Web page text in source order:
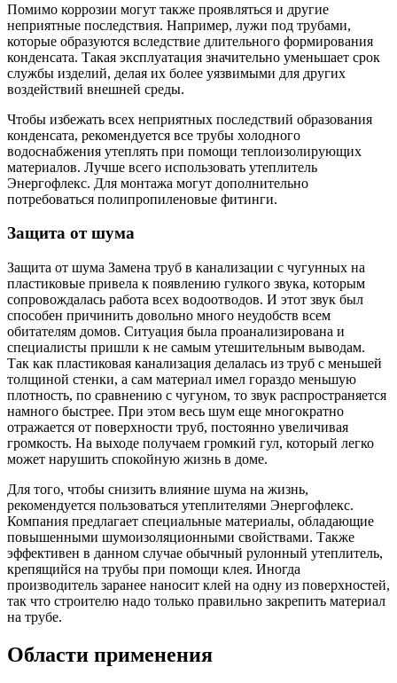
Помимо коррозии могут также проявляться и другие
неприятные последствия. Например, лужи под трубами,
которые образуются вследствие длительного формирования
конденсата. Такая эксплуатация значительно уменьшает срок
службы изделий, делая их более уязвимыми для других
воздействий внешней среды.
Чтобы избежать всех неприятных последствий образования
конденсата, рекомендуется все трубы холодного
водоснабжения утеплять при помощи теплоизолирующих
материалов. Лучше всего использовать утеплитель
Энергофлекс. Для монтажа могут дополнительно
потребоваться полипропиленовые фитинги.
Защита от шума
Защита от шума Замена труб в канализации с чугунных на
пластиковые привела к появлению гулкого звука, которым
сопровождалась работа всех водоотводов. И этот звук был
способен причинить довольно много неудобств всем
обитателям домов. Ситуация была проанализирована и
специалисты пришли к не самым утешительным выводам.
Так как пластиковая канализация делалась из труб с меньшей
толщиной стенки, а сам материал имел гораздо меньшую
плотность, по сравнению с чугуном, то звук распространяется
намного быстрее. При этом весь шум еще многократно
отражается от поверхности труб, постоянно увеличивая
громкость. На выходе получаем громкий гул, который легко
может нарушить спокойную жизнь в доме.
Для того, чтобы снизить влияние шума на жизнь,
рекомендуется пользоваться утеплителями Энергофлекс.
Компания предлагает специальные материалы, обладающие
повышенными шумоизоляционными свойствами. Также
эффективен в данном случае обычный рулонный утеплитель,
крепящийся на трубы при помощи клея. Иногда
производитель заранее наносит клей на одну из поверхностей,
так что строителю надо только правильно закрепить материал
на трубе.
Области применения